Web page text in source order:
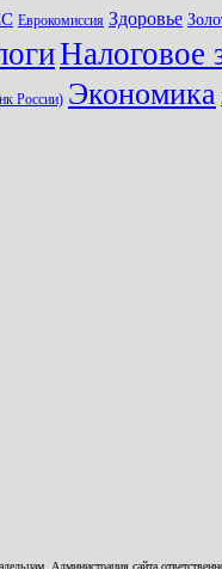
Еврокомиссия Здоровье
Налоговое
России) Экономика
Администрация сайта